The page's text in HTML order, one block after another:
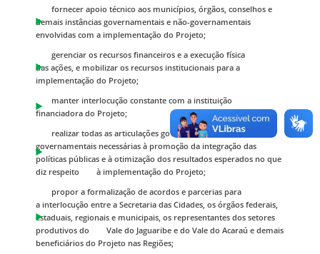
fornecer apoio técnico aos municípios, órgãos, conselhos e
demais instâncias governamentais e não-governamentais
envolvidas com a implementação do Projeto;
gerenciar os recursos financeiros e a execução física
das ações, e mobilizar os recursos institucionais para a
implementação do Projeto;
manter interlocução constante com a instituição
financiadora do Projeto;
realizar todas as articulações governamentais e não
governamentais necessárias à promoção da integração das
políticas públicas e à otimização dos resultados esperados no que
diz respeito à implementação do Projeto;
propor a formalização de acordos e parcerias para
a interlocução entre a Secretaria das Cidades, os órgãos federais,
estaduais, regionais e municipais, os representantes dos setores
produtivos do Vale do Jaguaribe e do Vale do Acaraú e demais
beneficiários do Projeto nas Regiões;